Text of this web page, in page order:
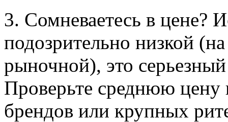
3. Сомневаетесь в цене?
подозрительно низкой
рыночной), это
Проверьте среднюю цену
брендов или крупных